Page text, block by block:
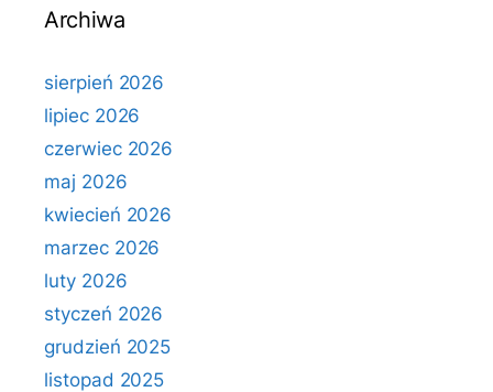
Archiwa
sierpień 2026
lipiec 2026
czerwiec 2026
maj 2026
kwiecień 2026
marzec 2026
luty 2026
styczeń 2026
grudzień 2025
listopad 2025